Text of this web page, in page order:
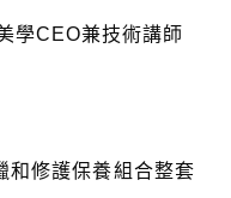
學CEO兼技術講師
和修護保養組合整套